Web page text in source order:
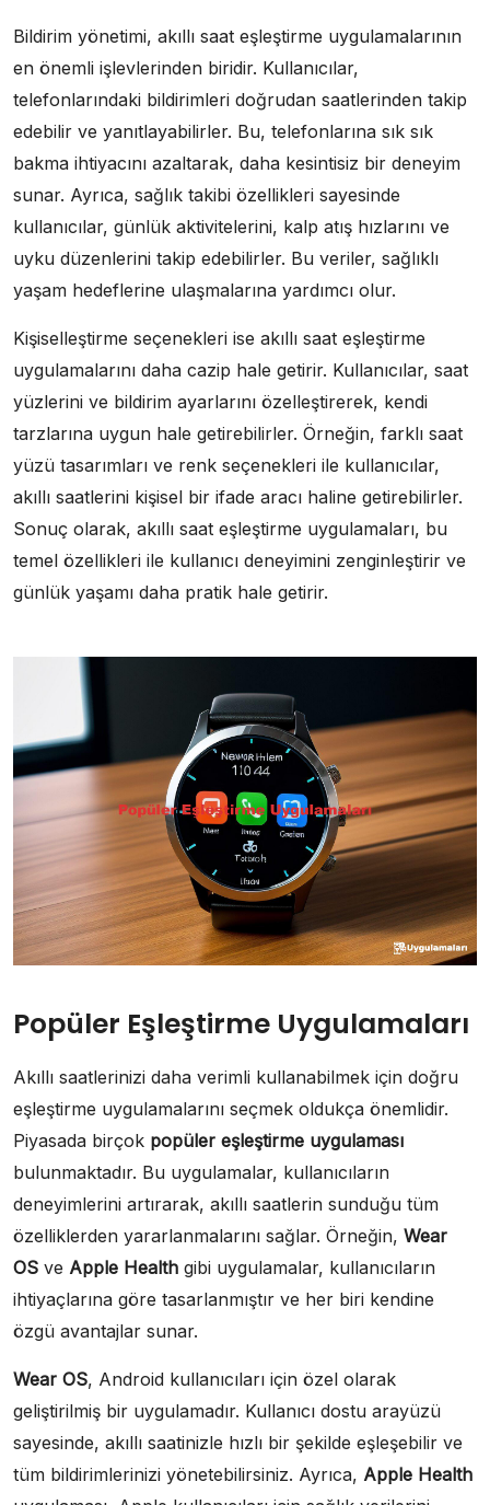
Bildirim yönetimi, akıllı saat eşleştirme uygulamalarının
en önemli işlevlerinden biridir. Kullanıcılar,
telefonlarındaki bildirimleri doğrudan saatlerinden takip
edebilir ve yanıtlayabilirler. Bu, telefonlarına sık sık
bakma ihtiyacını azaltarak, daha kesintisiz bir deneyim
sunar. Ayrıca, sağlık takibi özellikleri sayesinde
kullanıcılar, günlük aktivitelerini, kalp atış hızlarını ve
uyku düzenlerini takip edebilirler. Bu veriler, sağlıklı
yaşam hedeflerine ulaşmalarına yardımcı olur.
Kişiselleştirme seçenekleri ise akıllı saat eşleştirme
uygulamalarını daha cazip hale getirir. Kullanıcılar, saat
yüzlerini ve bildirim ayarlarını özelleştirerek, kendi
tarzlarına uygun hale getirebilirler. Örneğin, farklı saat
yüzü tasarımları ve renk seçenekleri ile kullanıcılar,
akıllı saatlerini kişisel bir ifade aracı haline getirebilirler.
Sonuç olarak, akıllı saat eşleştirme uygulamaları, bu
temel özellikleri ile kullanıcı deneyimini zenginleştirir ve
günlük yaşamı daha pratik hale getirir.
Popüler Eşleştirme Uygulamaları
Akıllı saatlerinizi daha verimli kullanabilmek için doğru
eşleştirme uygulamalarını seçmek oldukça önemlidir.
Piyasada birçok popüler eşleştirme uygulaması
bulunmaktadır. Bu uygulamalar, kullanıcıların
deneyimlerini artırarak, akıllı saatlerin sunduğu tüm
özelliklerden yararlanmalarını sağlar. Örneğin, Wear
OS ve Apple Health gibi uygulamalar, kullanıcıların
ihtiyaçlarına göre tasarlanmıştır ve her biri kendine
özgü avantajlar sunar.
Wear OS, Android kullanıcıları için özel olarak
geliştirilmiş bir uygulamadır. Kullanıcı dostu arayüzü
sayesinde, akıllı saatinizle hızlı bir şekilde eşleşebilir ve
tüm bildirimlerinizi yönetebilirsiniz. Ayrıca, Apple Health